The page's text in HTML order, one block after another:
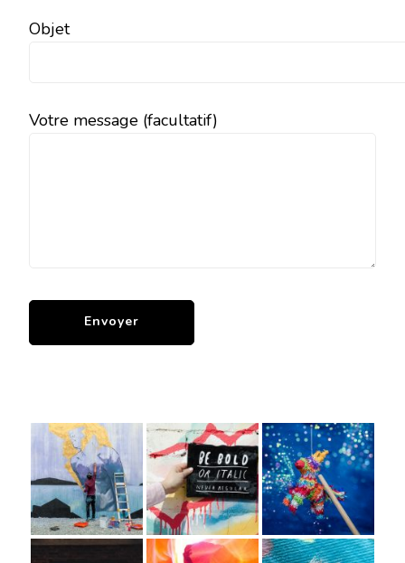
Objet
Votre message (facultatif)